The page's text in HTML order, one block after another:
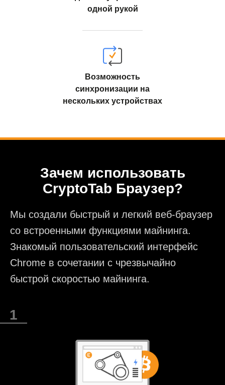
одной рукой
Возможность
синхронизации на
нескольких устройствах
Зачем использовать
CryptoTab Браузер?
Мы создали быстрый и легкий веб-браузер
со встроенными функциями майнинга.
Знакомый пользовательский интерфейс
Chrome в сочетании с чрезвычайно
быстрой скоростью майнинга.